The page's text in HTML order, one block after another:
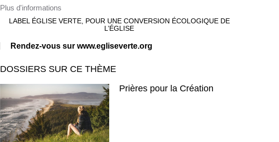
Plus d'informations
LABEL ÉGLISE VERTE, POUR UNE CONVERSION ÉCOLOGIQUE DE
L’ÉGLISE
Rendez-vous sur www.egliseverte.org
DOSSIERS SUR CE THÈME
Prières pour la Création